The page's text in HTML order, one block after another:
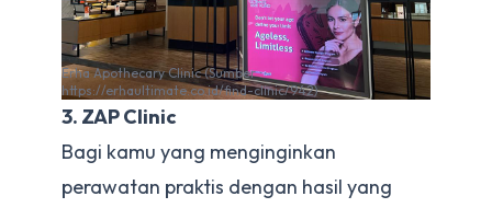
Erha Apothecary Clinic (Sumber :
https://erhaultimate.co.id/find-clinic/942)
3. ZAP Clinic
Bagi kamu yang menginginkan
perawatan praktis dengan hasil yang